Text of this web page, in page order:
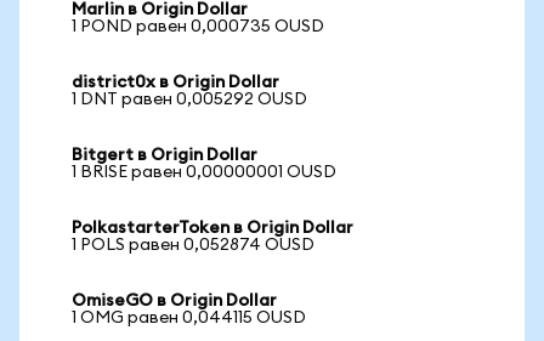
Marlin в Origin Dollar
1 POND равен 0,000735 OUSD
district0x в Origin Dollar
1 DNT равен 0,005292 OUSD
Bitgert в Origin Dollar
1 BRISE равен 0,00000001 OUSD
PolkastarterToken в Origin Dollar
1 POLS равен 0,052874 OUSD
OmiseGO в Origin Dollar
1 OMG равен 0,044115 OUSD